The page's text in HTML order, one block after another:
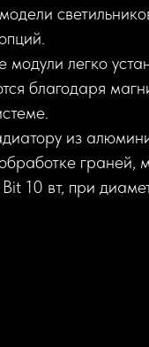
модули легко
благодаря
из
граней,
10 вт, при